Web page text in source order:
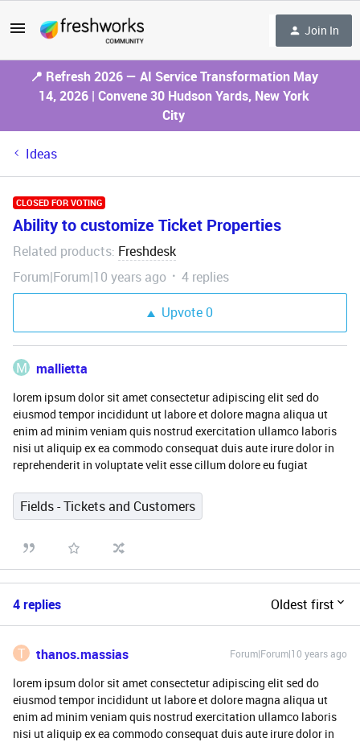
Join In
📍 Refresh 2026 — AI Service Transformation May
14, 2026 | Convene 30 Hudson Yards, New York
City
Ideas
CLOSED FOR VOTING
Ability to customize Ticket Properties
Related products: Freshdesk
Forum|Forum|10 years ago
4 replies
Upvote0
M mallietta
lorem ipsum dolor sit amet consectetur adipiscing elit sed do
eiusmod tempor incididunt ut labore et dolore magna aliqua ut
enim ad minim veniam quis nostrud exercitation ullamco laboris
nisi ut aliquip ex ea commodo consequat duis aute irure dolor in
reprehenderit in voluptate velit esse cillum dolore eu fugiat
Fields - Tickets and Customers
4 replies Oldest first
T thanos.massias Forum|Forum|10 years ago
lorem ipsum dolor sit amet consectetur adipiscing elit sed do
eiusmod tempor incididunt ut labore et dolore magna aliqua ut
enim ad minim veniam quis nostrud exercitation ullamco laboris
nisi ut aliquip ex ea commodo consequat duis aute irure dolor in